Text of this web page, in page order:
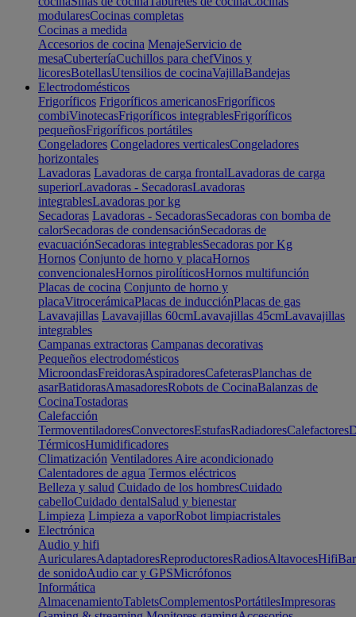
modularesCocinas completas
Cocinas a medida
Accesorios de cocina MenajeServicio de
mesaCuberteríaCuchillos para chefVinos y
licoresBotellasUtensilios de cocinaVajillaBandejas
Electrodomésticos
Frigoríficos Frigoríficos americanosFrigoríficos
combiVinotecasFrigoríficos integrablesFrigoríficos
pequeñosFrigoríficos portátiles
Congeladores Congeladores verticalesCongeladores
horizontales
Lavadoras Lavadoras de carga frontalLavadoras de carga
superiorLavadoras - SecadorasLavadoras
integrablesLavadoras por kg
Secadoras Lavadoras - SecadorasSecadoras con bomba de
calorSecadoras de condensaciónSecadoras de
evacuaciónSecadoras integrablesSecadoras por Kg
Hornos Conjunto de horno y placaHornos
convencionalesHornos pirolíticosHornos multifunción
Placas de cocina Conjunto de horno y
placaVitrocerámicaPlacas de inducciónPlacas de gas
Lavavajillas Lavavajillas 60cmLavavajillas 45cmLavavajillas
integrables
Campanas extractoras Campanas decorativas
Pequeños electrodomésticos
MicroondasFreidorasAspiradoresCafeterasPlanchas de
asarBatidorasAmasadoresRobots de CocinaBalanzas de
CocinaTostadoras
Calefacción
TermoventiladoresConvectoresEstufasRadiadoresCalefactores
TérmicosHumidificadores
Climatización Ventiladores Aire acondicionado
Calentadores de agua Termos eléctricos
Belleza y salud Cuidado de los hombresCuidado
cabelloCuidado dentalSalud y bienestar
Limpieza Limpieza a vaporRobot limpiacristales
Electrónica
Audio y hifi
AuricularesAdaptadoresReproductoresRadiosAltavocesHifi
de sonidoAudio car y GPSMicrófonos
Informática
AlmacenamientoTabletsComplementosPortátilesImpresoras